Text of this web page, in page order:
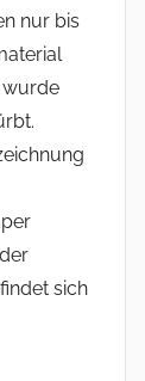
nur bis
wurde
sich